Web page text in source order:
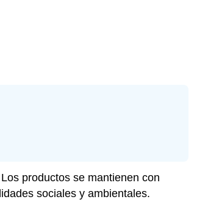
productos se mantienen con
sociales y ambientales.